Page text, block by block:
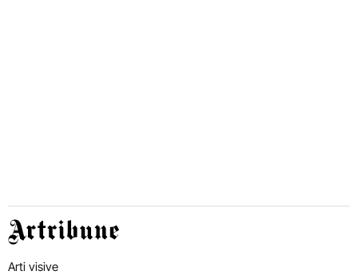
Artribune
Arti visive